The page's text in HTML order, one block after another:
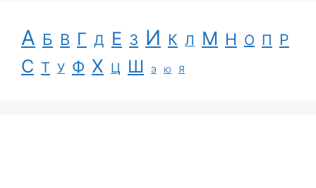
А Б В Г Д Е З И К Л М Н О П Р
С Т У Ф Х Ц Ш Э Ю Я